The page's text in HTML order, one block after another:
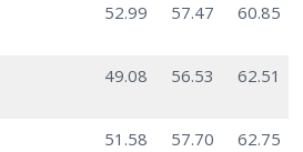
52.99 57.47 60.85
49.08 56.53 62.51
51.58 57.70 62.75